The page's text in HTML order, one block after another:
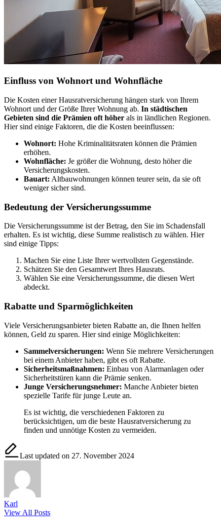
Einfluss von Wohnort und Wohnfläche
Die Kosten einer Hausratversicherung hängen stark von Ihrem
Wohnort und der Größe Ihrer Wohnung ab. In städtischen
Gebieten sind die Prämien oft höher als in ländlichen Regionen.
Hier sind einige Faktoren, die die Kosten beeinflussen:
Wohnort: Hohe Kriminalitätsraten können die Prämien
erhöhen.
Wohnfläche: Je größer die Wohnung, desto höher die
Versicherungskosten.
Bauart: Altbauwohnungen können teurer sein, da sie oft
weniger sicher sind.
Bedeutung der Versicherungssumme
Die Versicherungssumme ist der Betrag, den Sie im Schadensfall
erhalten. Es ist wichtig, diese Summe realistisch zu wählen. Hier
sind einige Tipps:
Machen Sie eine Liste Ihrer wertvollsten Gegenstände.
Schätzen Sie den Gesamtwert Ihres Hausrats.
Wählen Sie eine Versicherungssumme, die diesen Wert
abdeckt.
Rabatte und Sparmöglichkeiten
Viele Versicherungsanbieter bieten Rabatte an, die Ihnen helfen
können, Geld zu sparen. Hier sind einige Möglichkeiten:
Sammelversicherungen: Wenn Sie mehrere Versicherungen
bei einem Anbieter haben, gibt es oft Rabatte.
Sicherheitsmaßnahmen: Einbau von Alarmanlagen oder
Sicherheitstüren kann die Prämie senken.
Junge Versicherungsnehmer: Manche Anbieter bieten
spezielle Tarife für junge Leute an.
Es ist wichtig, die verschiedenen Faktoren zu
berücksichtigen, um die beste Hausratversicherung zu
finden und unnötige Kosten zu vermeiden.
Last updated on 27. November 2024
Karl
View All Posts